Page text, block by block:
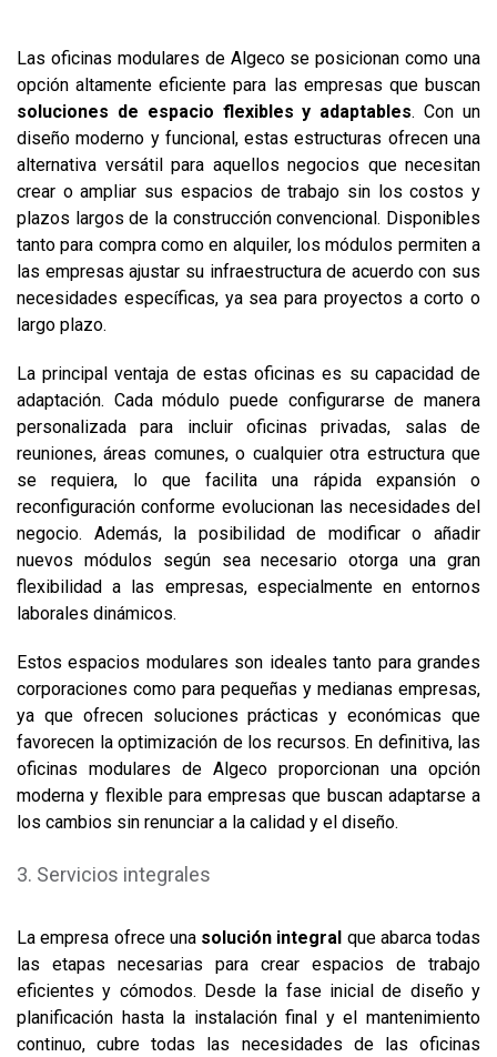
Las oficinas modulares de Algeco se posicionan como una
opción altamente eficiente para las empresas que buscan
soluciones de espacio flexibles y adaptables. Con un
diseño moderno y funcional, estas estructuras ofrecen una
alternativa versátil para aquellos negocios que necesitan
crear o ampliar sus espacios de trabajo sin los costos y
plazos largos de la construcción convencional. Disponibles
tanto para compra como en alquiler, los módulos permiten a
las empresas ajustar su infraestructura de acuerdo con sus
necesidades específicas, ya sea para proyectos a corto o
largo plazo.
La principal ventaja de estas oficinas es su capacidad de
adaptación. Cada módulo puede configurarse de manera
personalizada para incluir oficinas privadas, salas de
reuniones, áreas comunes, o cualquier otra estructura que
se requiera, lo que facilita una rápida expansión o
reconfiguración conforme evolucionan las necesidades del
negocio. Además, la posibilidad de modificar o añadir
nuevos módulos según sea necesario otorga una gran
flexibilidad a las empresas, especialmente en entornos
laborales dinámicos.
Estos espacios modulares son ideales tanto para grandes
corporaciones como para pequeñas y medianas empresas,
ya que ofrecen soluciones prácticas y económicas que
favorecen la optimización de los recursos. En definitiva, las
oficinas modulares de Algeco proporcionan una opción
moderna y flexible para empresas que buscan adaptarse a
los cambios sin renunciar a la calidad y el diseño.
Servicios integrales
La empresa ofrece una solución integral que abarca todas
las etapas necesarias para crear espacios de trabajo
eficientes y cómodos. Desde la fase inicial de diseño y
planificación hasta la instalación final y el mantenimiento
continuo, cubre todas las necesidades de las oficinas